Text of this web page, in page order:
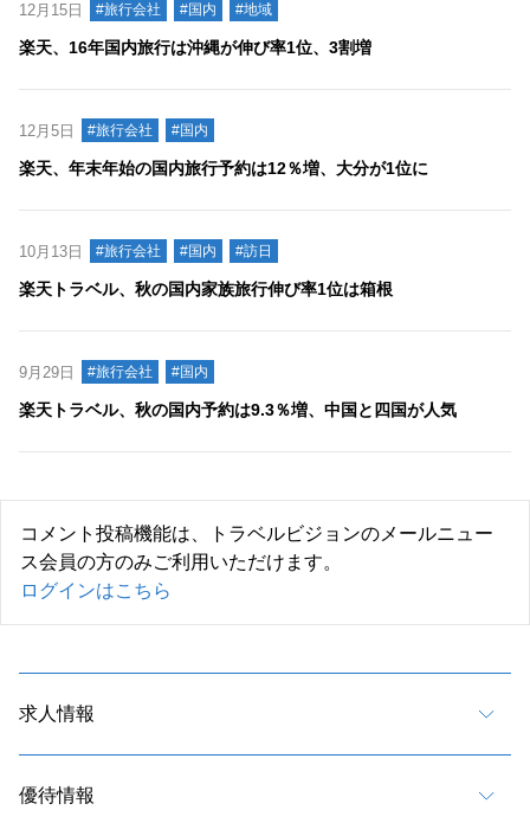
12月15日 #旅行会社 #国内 #地域
楽天、16年国内旅行は沖縄が伸び率1位、3割増
12月5日 #旅行会社 #国内
楽天、年末年始の国内旅行予約は12％増、大分が1位に
10月13日 #旅行会社 #国内 #訪日
楽天トラベル、秋の国内家族旅行伸び率1位は箱根
9月29日 #旅行会社 #国内
楽天トラベル、秋の国内予約は9.3％増、中国と四国が人気
コメント投稿機能は、トラベルビジョンのメールニュー
ス会員の方のみご利用いただけます。
ログインはこちら
求人情報
優待情報